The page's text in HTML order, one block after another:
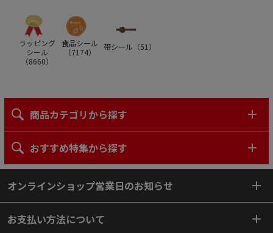
ラッピング
シール
（8660）
食品シール
（7174）
帯シール（51 ）
商品カテゴリから探す
おすすめ特集から探す
オンラインショップ営業日のお知らせ
お支払い方法について